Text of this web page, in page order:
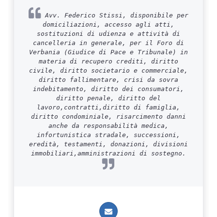
Avv. Federico Stissi, disponibile per
domiciliazioni, accesso agli atti,
sostituzioni di udienza e attività di
cancelleria in generale, per il Foro di
Verbania (Giudice di Pace e Tribunale) in
materia di recupero crediti, diritto
civile, diritto societario e commerciale,
diritto fallimentare, crisi da sovra
indebitamento, diritto dei consumatori,
diritto penale, diritto del
lavoro,contratti,diritto di famiglia,
diritto condominiale, risarcimento danni
anche da responsabilità medica,
infortunistica stradale, successioni,
eredità, testamenti, donazioni, divisioni
immobiliari,amministrazioni di sostegno.